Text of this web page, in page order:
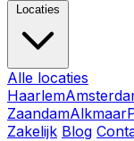
Alle locaties
Haarlem
ZaandamAlkmaar
Zakelijk Blog